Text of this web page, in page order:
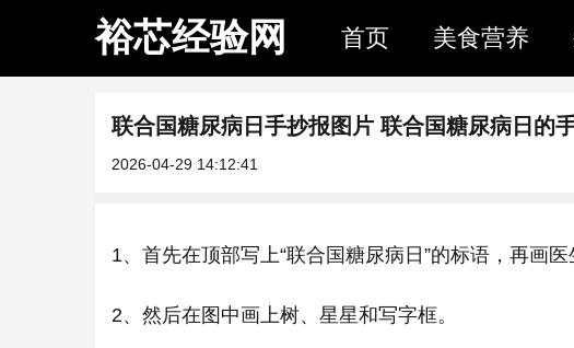
裕芯经验网 首页 美食营养
联合国糖尿病日手抄报图片 联合国糖尿病日的
2026-04-29 14:12:41
1、首先在顶部写上“联合国糖尿病日”的标语，再画医
2、然后在图中画上树、星星和写字框。